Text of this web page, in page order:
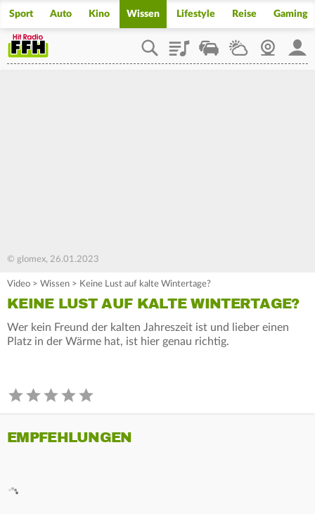
Sport Auto Kino Wissen Lifestyle Reise Gaming
PlaylistStaupilotWetterWebcam
© glomex, 26.01.2023
Video > Wissen > Keine Lust auf kalte Wintertage?
KEINE LUST AUF KALTE WINTERTAGE?
Wer kein Freund der kalten Jahreszeit ist und lieber einen
Platz in der Wärme hat, ist hier genau richtig.
EMPFEHLUNGEN